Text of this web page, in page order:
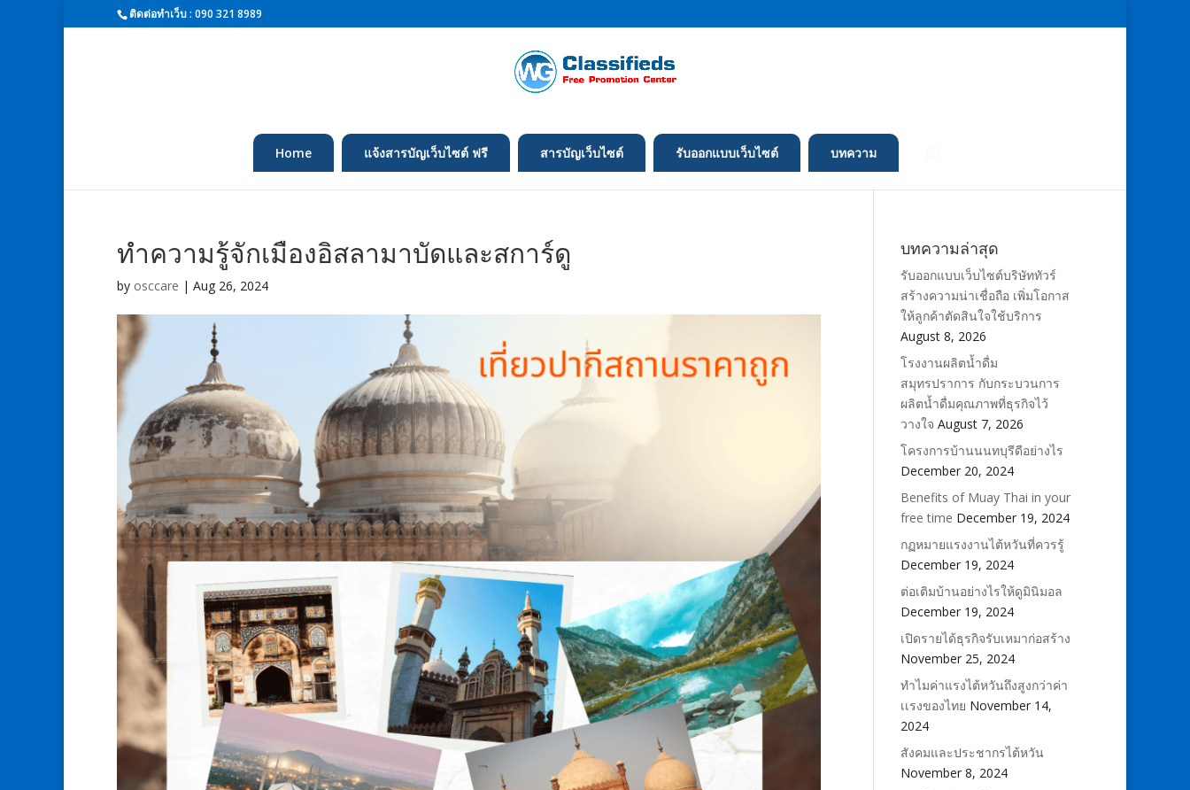
ติดต่อทำเว็บ : 090 321 8989
Home แจ้งสารบัญเว็บไซต์ ฟรี สารบัญเว็บไซต์ รับออกแบบเว็บไซต์ บทความ
ทำความรู้จักเมืองอิสลามาบัดและสการ์ดู
by osccare | Aug 26, 2024
บทความล่าสุด
รับออกแบบเว็บไซต์บริษัททัวร์
สร้างความน่าเชื่อถือ เพิ่มโอกาส
ให้ลูกค้าตัดสินใจใช้บริการ
August 8, 2026
โรงงานผลิตน้ำดื่ม
สมุทรปราการ กับกระบวนการ
ผลิตน้ำดื่มคุณภาพที่ธุรกิจไว้
วางใจ August 7, 2026
โครงการบ้านนนทบุรีดีอย่างไร
December 20, 2024
Benefits of Muay Thai in your
free time December 19, 2024
กฏหมายแรงงานไต้หวันที่ควรรู้
December 19, 2024
ต่อเติมบ้านอย่างไรให้ดูมินิมอล
December 19, 2024
เปิดรายได้ธุรกิจรับเหมาก่อสร้าง
November 25, 2024
ทำไมค่าแรงไต้หวันถึงสูงกว่าค่า
เเรงของไทย November 14,
2024
สังคมและประชากรไต้หวัน
November 8, 2024